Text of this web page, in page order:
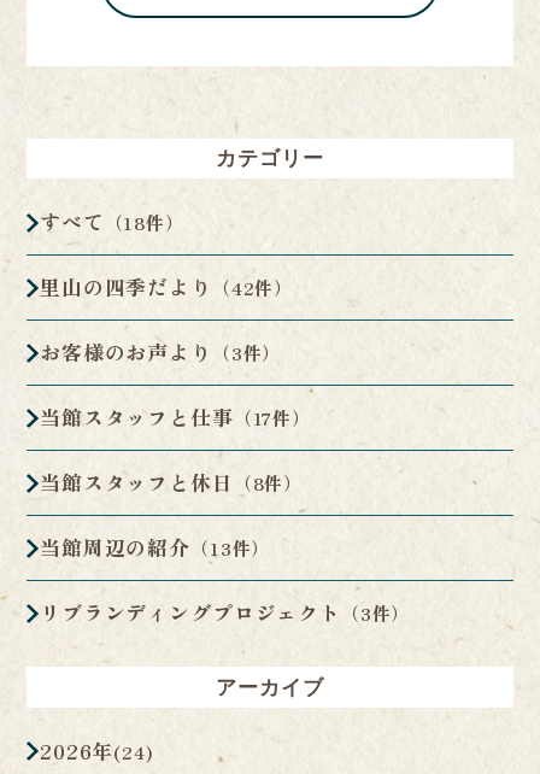
カテゴリー
すべて （18件）
里山の四季だより （42件）
お客様のお声より （3件）
当館スタッフと仕事 （17件）
当館スタッフと休日 （8件）
当館周辺の紹介 （13件）
リブランディングプロジェクト （3件）
アーカイブ
2026年(24)